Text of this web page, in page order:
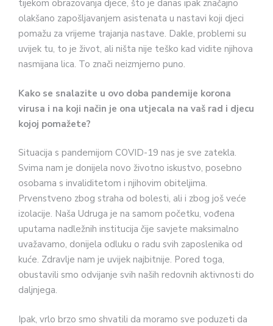
tijekom obrazovanja djece, što je danas ipak značajno
olakšano zapošljavanjem asistenata u nastavi koji djeci
pomažu za vrijeme trajanja nastave. Dakle, problemi su
uvijek tu, to je život, ali ništa nije teško kad vidite njihova
nasmijana lica. To znači neizmjerno puno.
Kako se snalazite u ovo doba pandemije korona
virusa i na koji način je ona utjecala na vaš rad i djecu
kojoj pomažete?
Situacija s pandemijom COVID-19 nas je sve zatekla.
Svima nam je donijela novo životno iskustvo, posebno
osobama s invaliditetom i njihovim obiteljima.
Prvenstveno zbog straha od bolesti, ali i zbog još veće
izolacije. Naša Udruga je na samom početku, vođena
uputama nadležnih institucija čije savjete maksimalno
uvažavamo, donijela odluku o radu svih zaposlenika od
kuće. Zdravlje nam je uvijek najbitnije. Pored toga,
obustavili smo odvijanje svih naših redovnih aktivnosti do
daljnjega.
Ipak, vrlo brzo smo shvatili da moramo sve poduzeti da